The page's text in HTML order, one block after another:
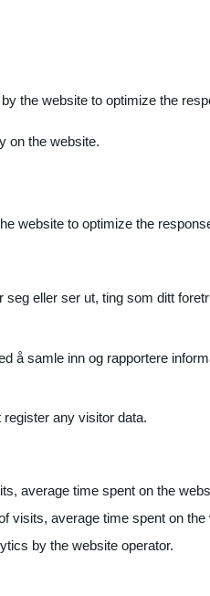
the website to optimize the
on the website.
website to optimize the
eller ser ut, ting som ditt
å samle inn og rapportere
any visitor data.
average time spent on the
average time spent on
by the website operator.